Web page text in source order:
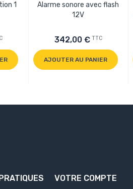
1
Alarme sonore avec flash
12V
342,00 € TTC
AJOUTER AU PANIER
VOTRE COMPTE